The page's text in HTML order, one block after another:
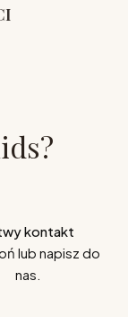
kontakt
lub napisz do
nas.